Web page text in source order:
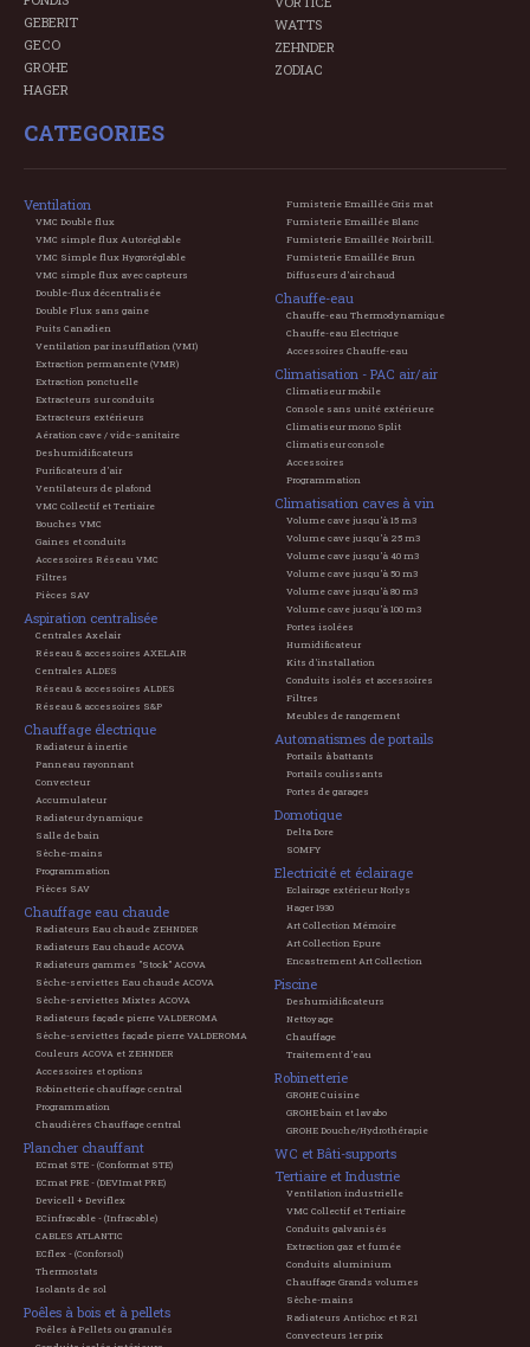
GEBERIT
GECO
GROHE
HAGER
WATTS
ZEHNDER
ZODIAC
CATEGORIES
Ventilation
VMC Double flux
VMC simple flux Autoréglable
VMC Simple flux Hygroréglable
VMC simple flux avec capteurs
Double-flux décentralisée
Double Flux sans gaine
Puits Canadien
Ventilation par insufflation (VMI)
Extraction permanente (VMR)
Extraction ponctuelle
Extracteurs sur conduits
Extracteurs extérieurs
Aération cave / vide-sanitaire
Deshumidificateurs
Purificateurs d'air
Ventilateurs de plafond
VMC Collectif et Tertiaire
Bouches VMC
Gaines et conduits
Accessoires Réseau VMC
Filtres
Pièces SAV
Aspiration centralisée
Centrales Axelair
Réseau & accessoires AXELAIR
Centrales ALDES
Réseau & accessoires ALDES
Réseau & accessoires S&P
Chauffage électrique
Radiateur à inertie
Panneau rayonnant
Convecteur
Accumulateur
Radiateur dynamique
Salle de bain
Sèche-mains
Programmation
Pièces SAV
Chauffage eau chaude
Radiateurs Eau chaude ZEHNDER
Radiateurs Eau chaude ACOVA
Radiateurs gammes "Stock" ACOVA
Sèche-serviettes Eau chaude ACOVA
Sèche-serviettes Mixtes ACOVA
Radiateurs façade pierre VALDEROMA
Sèche-serviettes façade pierre VALDEROMA
Couleurs ACOVA et ZEHNDER
Accessoires et options
Robinetterie chauffage central
Programmation
Chaudières Chauffage central
Plancher chauffant
ECmat STE - (Conformat STE)
ECmat PRE - (DEVImat PRE)
Devicell + Deviflex
ECinfracable - (Infracable)
CABLES ATLANTIC
ECflex - (Conforsol)
Thermostats
Isolants de sol
Poêles à bois et à pellets
Poêles à Pellets ou granulés
Fumisterie Emaillée Gris mat
Fumisterie Emaillée Blanc
Fumisterie Emaillée Noir brill.
Fumisterie Emaillée Brun
Diffuseurs d'air chaud
Chauffe-eau
Chauffe-eau Thermodynamique
Chauffe-eau Electrique
Accessoires Chauffe-eau
Climatisation - PAC air/air
Climatiseur mobile
Console sans unité extérieure
Climatiseur mono Split
Climatiseur console
Accessoires
Programmation
Climatisation caves à vin
Volume cave jusqu'à 15 m3
Volume cave jusqu'à 25 m3
Volume cave jusqu'à 40 m3
Volume cave jusqu'à 50 m3
Volume cave jusqu'à 80 m3
Volume cave jusqu'à 100 m3
Portes isolées
Humidificateur
Kits d'installation
Conduits isolés et accessoires
Filtres
Meubles de rangement
Automatismes de portails
Portails à battants
Portails coulissants
Portes de garages
Domotique
Delta Dore
SOMFY
Electricité et éclairage
Eclairage extérieur Norlys
Hager 1930
Art Collection Mémoire
Art Collection Epure
Encastrement Art Collection
Piscine
Deshumidificateurs
Nettoyage
Chauffage
Traitement d'eau
Robinetterie
GROHE Cuisine
GROHE bain et lavabo
GROHE Douche/Hydrothérapie
WC et Bâti-supports
Tertiaire et Industrie
Ventilation industrielle
VMC Collectif et Tertiaire
Conduits galvanisés
Extraction gaz et fumée
Conduits aluminium
Chauffage Grands volumes
Sèche-mains
Radiateurs Antichoc et R21
Convecteurs 1er prix